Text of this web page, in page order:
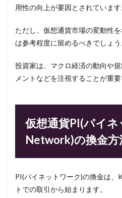
用性の向上が要因とされています
ただし、仮想通貨市場の変動性
は参考程度に留めるべきでしょう
投資家は、マクロ経済の動向や
メントなどを注視することが重要
仮想通貨PI(パイ
Network)の換金方
PI(パイネットワーク)の換金は、
トでの取引から始まります。